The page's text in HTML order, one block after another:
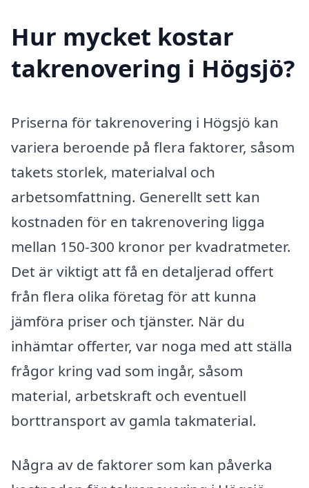
Hur mycket kostar
takrenovering i Högsjö?
Priserna för takrenovering i Högsjö kan
variera beroende på flera faktorer, såsom
takets storlek, materialval och
arbetsomfattning. Generellt sett kan
kostnaden för en takrenovering ligga
mellan 150-300 kronor per kvadratmeter.
Det är viktigt att få en detaljerad offert
från flera olika företag för att kunna
jämföra priser och tjänster. När du
inhämtar offerter, var noga med att ställa
frågor kring vad som ingår, såsom
material, arbetskraft och eventuell
borttransport av gamla takmaterial.
Några av de faktorer som kan påverka